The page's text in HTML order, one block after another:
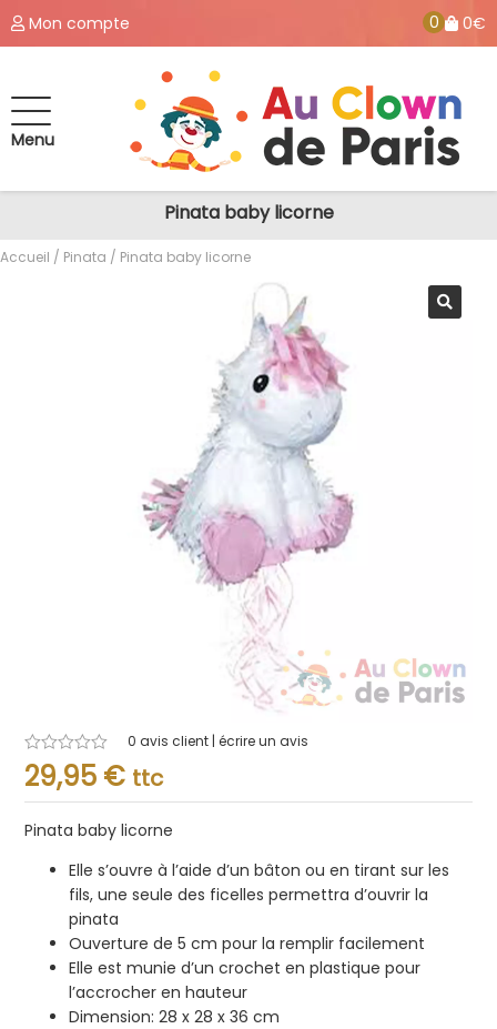
Mon compte 0 0€
Menu
Pinata baby licorne
Accueil / Pinata / Pinata baby licorne
Note
0.001
0 avis client | écrire un avis
29,95 € ttc
Pinata baby licorne
Elle s’ouvre à l’aide d’un bâton ou en tirant sur les
fils, une seule des ficelles permettra d’ouvrir la
pinata
Ouverture de 5 cm pour la remplir facilement
Elle est munie d’un crochet en plastique pour
l’accrocher en hauteur
Dimension: 28 x 28 x 36 cm